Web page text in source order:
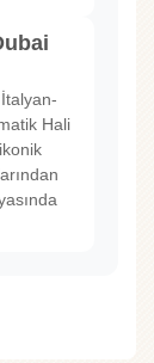
Hali